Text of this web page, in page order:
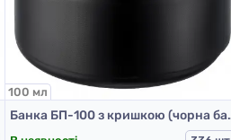
100 мл
Банка БП-100 з